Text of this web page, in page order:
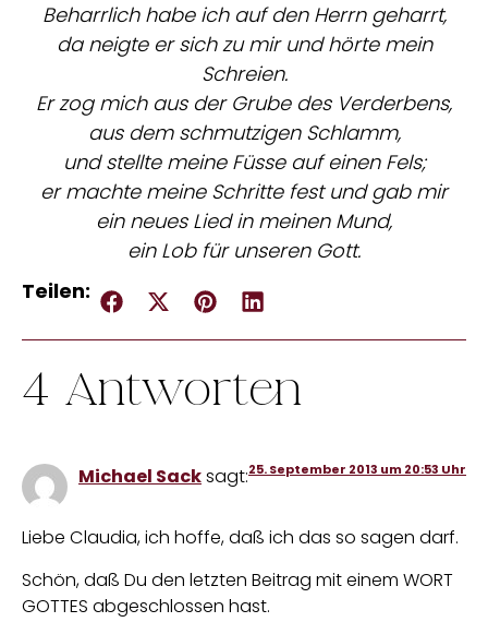
Beharrlich habe ich auf den Herrn geharrt,
da neigte er sich zu mir und hörte mein
Schreien.
Er zog mich aus der Grube des Verderbens,
aus dem schmutzigen Schlamm,
und stellte meine Füsse auf einen Fels;
er machte meine Schritte fest und gab mir
ein neues Lied in meinen Mund,
ein Lob für unseren Gott.
Teilen:
4 Antworten
Michael Sacksagt:25. September 2013 um 20:53 Uhr
Liebe Claudia, ich hoffe, daß ich das so sagen darf.
Schön, daß Du den letzten Beitrag mit einem WORT
GOTTES abgeschlossen hast.